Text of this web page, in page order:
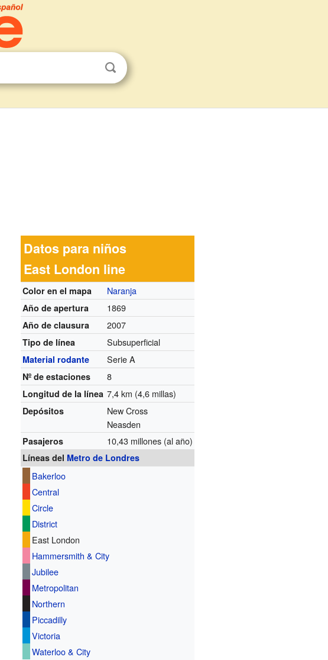
Datos para niños
East London line
Color en el mapa Naranja
Año de apertura 1869
Año de clausura 2007
Tipo de línea Subsuperficial
Material rodante Serie A
Nº de estaciones 8
Longitud de la línea 7,4 km (4,6 millas)
Depósitos
New Cross
Neasden
Pasajeros 10,43 millones (al año)
Líneas del Metro de Londres
Bakerloo
Central
Circle
District
East London
Hammersmith & City
Jubilee
Metropolitan
Northern
Piccadilly
Victoria
Waterloo & City